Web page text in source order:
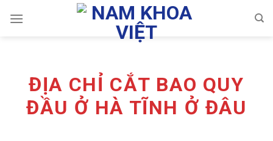
ĐỊA CHỈ CẮT BAO QUY
ĐẦU Ở HÀ TĨNH Ở ĐÂU